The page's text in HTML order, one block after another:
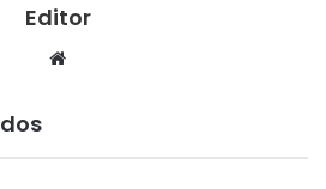
Editor
Website